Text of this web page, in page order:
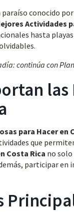
conocido
Actividades
hasta
continúa con
para Hacer en
que
Costa Rica no
participar en